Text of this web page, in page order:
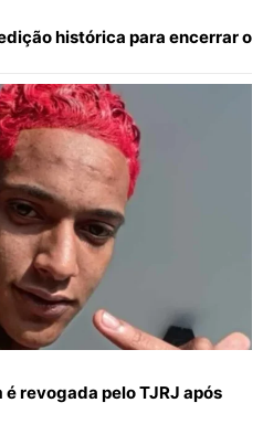
histórica para encerrar o
revogada pelo TJRJ após